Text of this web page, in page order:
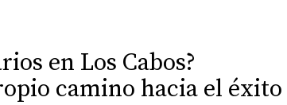
en Los Cabos?
camino hacia el éxito